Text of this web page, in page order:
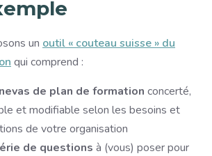
un outil « couteau suisse » du
qui comprend :
de plan de formation concerté,
et modifiable selon les besoins et
de votre organisation
de questions à (vous) poser pour